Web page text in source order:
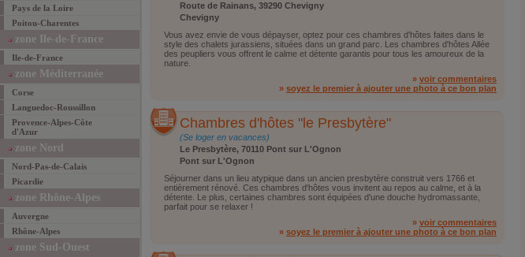
Pays de la Loire
Poitou-Charentes
zone Ile-de-France
Ile-de-France
zone Méditerranée
Corse
Languedoc-Roussillon
Provence-Alpes-Côte
d'Azur
zone Nord
Nord-Pas-de-Calais
Picardie
zone Rhône-Alpes
Auvergne
Rhône-Alpes
zone Sud-Ouest
Route de Rainans, 39290 Chevigny
Chevigny
Vous avez envie de vous dépayser, optez pour ces chambres d'hôtes faites dans le
style des chalets jurassiens, situées dans un grand parc. Les chambres d'hôtes Allée
des peupliers vous offrent le calme et détente garantis pour tous les amoureux de la
nature.
» voir commentaires
» soyez le premier à ajouter une photo à ce bon plan
Chambres d'hôtes "le Presbytère"
(Se loger en vacances)
Le Presbytère, 70110 Pont sur L'Ognon
Pont sur L'Ognon
Séjourner dans un lieu atypique dans un ancien presbytère construit vers 1766 et
entièrement rénové. Ces chambres d'hôtes vous invitent au repos au calme, et à la
détente. Le plus, certaines chambres sont équipées d'une douche hydromassante,
parfait pour se relaxer !
» voir commentaires
» soyez le premier à ajouter une photo à ce bon plan